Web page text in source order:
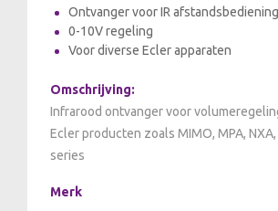
Ontvanger voor IR afstandsbediening
0-10V regeling
Voor diverse Ecler apparaten
Omschrijving:
Infrarood ontvanger voor
Ecler producten zoals MIMO, MPA, NXA,
series
Merk